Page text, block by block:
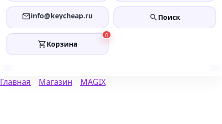
info@keycheap.ru Поиск
0
Корзина
Главная Магазин MAGIX